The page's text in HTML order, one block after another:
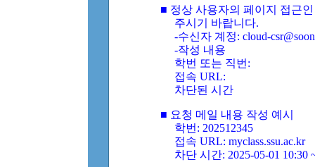
■ 정상 사용자의 페이지 접근
주시기 바랍니다.
-수신자 계정: cloud-
-작성 내용
학번 또는 직번:
접속 URL:
차단된 시간
■ 요청 메일 내용 작성 예시
학번: 202512345
접속 URL: myclass.ssu.ac.kr
차단 시간: 2025-05-01 10:30